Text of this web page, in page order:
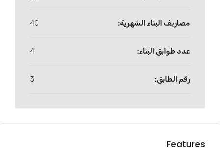
مصاريف البناء الشهرية: 40
عدد طوابق البناء: 4
رقم الطابق: 3
Features